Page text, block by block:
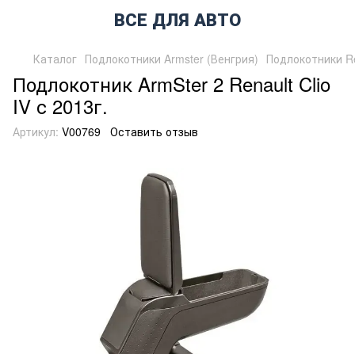
ВСЕ ДЛЯ АВТО
Каталог Подлокотники Armster (Венгрия) Подлокотники
Подлокотник ArmSter 2 Renault Clio
IV с 2013г.
Артикул: V00769 Оставить отзыв